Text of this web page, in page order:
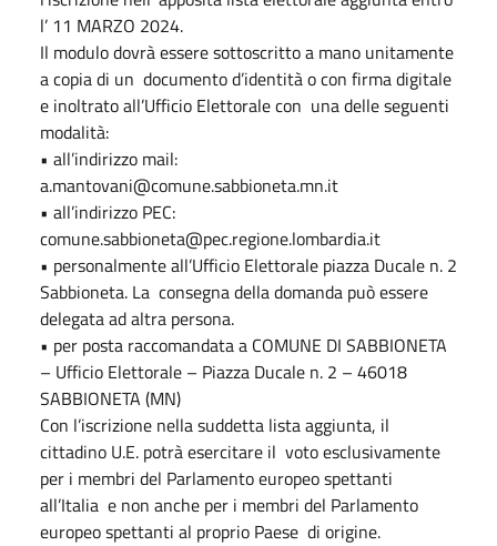
l’ 11 MARZO 2024.
Il modulo dovrà essere sottoscritto a mano unitamente
a copia di un documento d’identità o con firma digitale
e inoltrato all’Ufficio Elettorale con una delle seguenti
modalità:
• all’indirizzo mail:
a.mantovani@comune.sabbioneta.mn.it
• all’indirizzo PEC:
comune.sabbioneta@pec.regione.lombardia.it
• personalmente all’Ufficio Elettorale piazza Ducale n. 2
Sabbioneta. La consegna della domanda può essere
delegata ad altra persona.
• per posta raccomandata a COMUNE DI SABBIONETA
– Ufficio Elettorale – Piazza Ducale n. 2 – 46018
SABBIONETA (MN)
Con l’iscrizione nella suddetta lista aggiunta, il
cittadino U.E. potrà esercitare il voto esclusivamente
per i membri del Parlamento europeo spettanti
all’Italia e non anche per i membri del Parlamento
europeo spettanti al proprio Paese di origine.